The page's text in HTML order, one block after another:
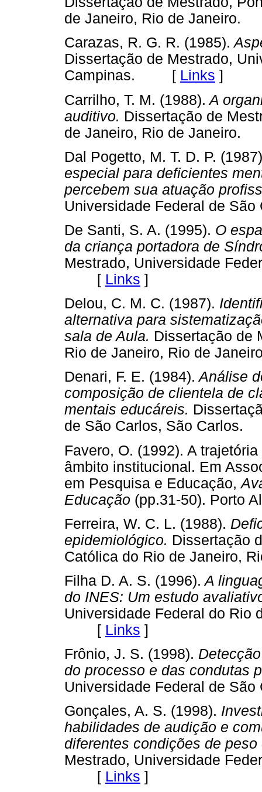
de Janeiro, Rio de
Carazas, R. G. R. (1985).
Dissertação de Mestrado,
Campinas. [ Links ]
Carrilho, T. M. (1988). A
auditivo. Dissertação de
de Janeiro, Rio de
Dal Pogetto, M. T. D. P.
especial para deficientes
percebem sua atuação
Universidade Federal de
De Santi, S. A. (1995). O
da criança portadora de
Mestrado, Universidade
[ Links ]
Delou, C. M. C. (1987).
alternativa para
sala de Aula. Dissertação de
Rio de Janeiro, Rio de
Denari, F. E. (1984). Análise
composição de clientela de
mentais educáreis.
de São Carlos, São
Favero, O. (1992). A
âmbito institucional. Em
em Pesquisa e Educação,
Educação (pp.31-50).
Ferreira, W. C. L. (1988).
epidemiológico. Dissertação
Católica do Rio de
Filha D. A. S. (1996). A
do INES: Um estudo
Universidade Federal do Rio
[ Links ]
Frônio, J. S. (1998).
do processo e das condutas
Universidade Federal de
Gonçales, A. S. (1998).
habilidades de audição e
diferentes condições de
Mestrado, Universidade
[ Links ]